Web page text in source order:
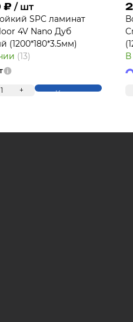
₽ / шт
SPC ламинат
4V Nano Дуб
(1200*180*3.5мм)
(13)
1 + Купить